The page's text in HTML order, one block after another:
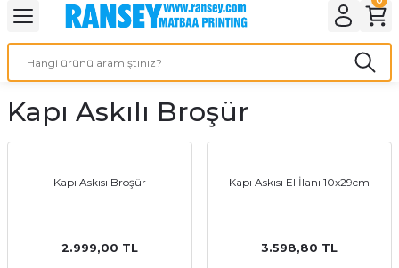
Geri Dön
Geri Dön
Geri Dön
Geri Dön
Ürünleri
Geri Dön
Geri Dön
Geri Dön
Kapı Askılı Broşür
Kapı Askısı Broşür
2.999,00 TL
Kapı Askısı El İlanı 10x29cm
3.598,80 TL